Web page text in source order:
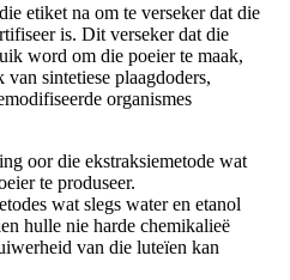
etiket na om te verseker dat die
is. Dit verseker dat die
word om die poeier te maak,
sintetiese plaagdoders,
organismes
oor die ekstraksiemetode wat
te produseer.
wat slegs water en etanol
hulle nie harde chemikalieë
van die luteïen kan